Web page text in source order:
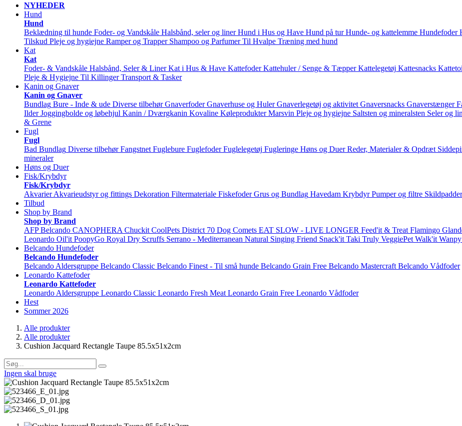
NYHEDER
Hund
Hund
Beklædning til hunde Foder- og Vandskåle Halsbånd, seler og liner Hund i Hus og Have Hund på tur Hunde- og kattelemme Hundefoder
Tilskud Pleje og hygiejne Ramper og Trapper Shampoo og Parfumer Til Hvalpe Træning med hund
Kat
Kat
Foder- & Vandskåle Halsbånd, Seler & Liner Kat i Hus & Have Kattefoder Kattehuler / Senge & Tæpper Kattelegetøj Kattesnacks
Pleje & Hygiejne Til Killinger Transport & Tasker
Kanin og Gnaver
Kanin og Gnaver
Bundlag Bure - Inde & ude Diverse tilbehør Gnaverfoder Gnaverhuse og Huler Gnaverlegetøj og aktivitet Gnaversnacks Gnaverstænger
Ilder Joggingbolde og løbehjul Kanin / Dværgkanin Kovaline Køleprodukter Marsvin Pleje og hygiejne Saltsten og mineralsten Seler og
& Grene
Fugl
Fugl
Bad Bundlag Diverse tilbehør Fangstnet Fuglebure Fuglefoder Fuglelegetøj Fugleringe Høns og Duer Reder, Materialer & Opdræt
mineraler
Høns og Duer
Fisk/Krybdyr
Fisk/Krybdyr
Akvarier Akvarieudstyr og fittings Dekoration Filtermateriale Fiskefoder Grus og Bundlag Havedam Krybdyr Pumper og filtre Skildpadder
Tilbud
Shop by Brand
Shop by Brand
AFP Belcando CANOPHERA Chuckit CoolPets District 70 Dog Comets EAT SLOW - LIVE LONGER Feed'it & Treat Flamingo
Leonardo Oil'it PoopyGo Royal Dry Scruffs Serrano - Mediterranean Natural Singing Friend Snack'it Taki Truly VeggiePet Walk'it Wanpy
Belcando Hundefoder
Belcando Hundefoder
Belcando Aldersgruppe Belcando Classic Belcando Finest - Til små hunde Belcando Grain Free Belcando Mastercraft Belcando Vådfoder
Leonardo Kattefoder
Leonardo Kattefoder
Leonardo Aldersgruppe Leonardo Classic Leonardo Fresh Meat Leonardo Grain Free Leonardo Vådfoder
Hest
Sommer 2026
Alle produkter
Alle produkter
Cushion Jacquard Rectangle Taupe 85.5x51x2cm
Ingen skal bruge